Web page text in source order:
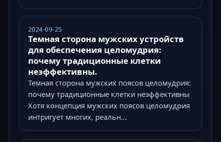
2024-09-25
Темная сторона мужских устройств
для обеспечения целомудрия:
почему традиционные клетки
неэффективны.
Темная сторона мужских поясов целомудрия:
почему традиционные клетки неэффективны
Хотя концепция мужских поясов целомудрия
интригует многих, реальн...